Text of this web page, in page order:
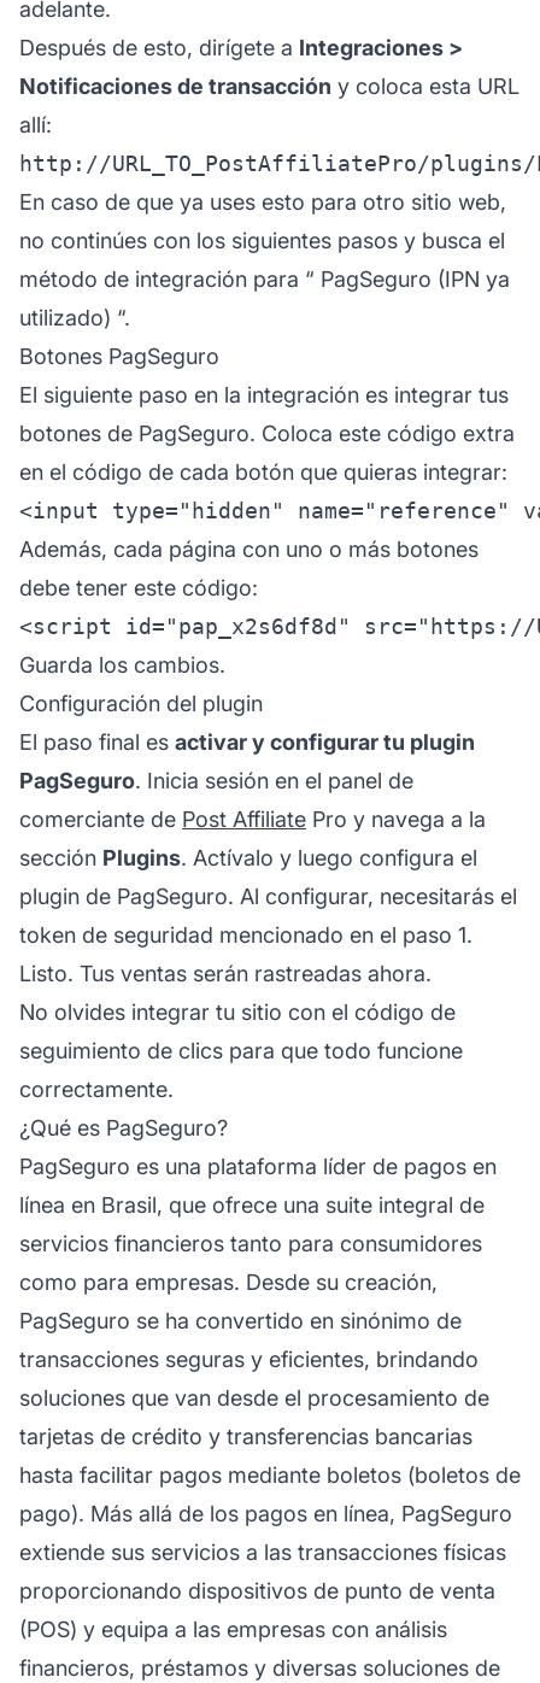
adelante.
Después de esto, dirígete a Integraciones >
Notificaciones de transacción y coloca esta URL
allí:
En caso de que ya uses esto para otro sitio web,
no continúes con los siguientes pasos y busca el
método de integración para “ PagSeguro (IPN ya
utilizado) “.
Botones PagSeguro
El siguiente paso en la integración es integrar tus
botones de PagSeguro. Coloca este código extra
en el código de cada botón que quieras integrar:
Además, cada página con uno o más botones
debe tener este código:
Guarda los cambios.
Configuración del plugin
El paso final es activar y configurar tu plugin
PagSeguro. Inicia sesión en el panel de
comerciante de Post Affiliate Pro y navega a la
sección Plugins. Actívalo y luego configura el
plugin de PagSeguro. Al configurar, necesitarás el
token de seguridad mencionado en el paso 1.
Listo. Tus ventas serán rastreadas ahora.
No olvides integrar tu sitio con el código de
seguimiento de clics para que todo funcione
correctamente.
¿Qué es PagSeguro?
PagSeguro es una plataforma líder de pagos en
línea en Brasil, que ofrece una suite integral de
servicios financieros tanto para consumidores
como para empresas. Desde su creación,
PagSeguro se ha convertido en sinónimo de
transacciones seguras y eficientes, brindando
soluciones que van desde el procesamiento de
tarjetas de crédito y transferencias bancarias
hasta facilitar pagos mediante boletos (boletos de
pago). Más allá de los pagos en línea, PagSeguro
extiende sus servicios a las transacciones físicas
proporcionando dispositivos de punto de venta
(POS) y equipa a las empresas con análisis
financieros, préstamos y diversas soluciones de